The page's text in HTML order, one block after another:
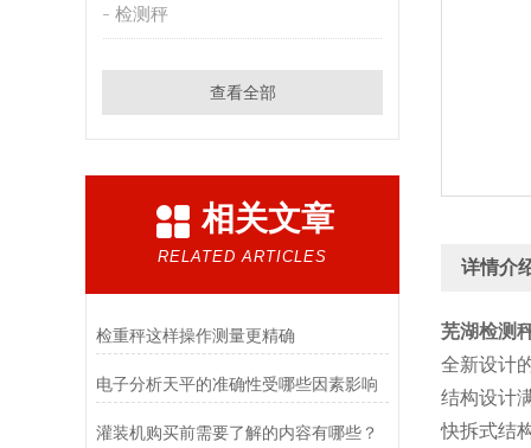
检测秤
查看全部
相关文章
RELATED ARTICLES
检重秤这样操作测量更精确
电子分析天平的准确性受哪些因素影响
灌装机购买前需要了解的内容有哪些？
详情介
芜湖检测
全新设计
结构设计
快拆式结